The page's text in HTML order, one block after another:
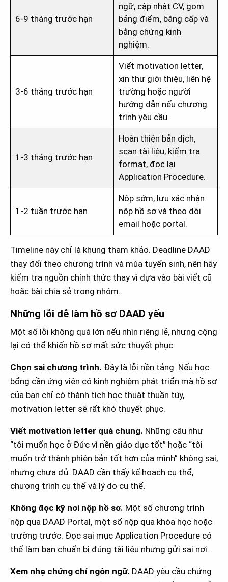
6-9 tháng trước hạn
ngữ, cập nhật CV, gom
bảng điểm, bằng cấp và
bằng chứng kinh
nghiệm.
3-6 tháng trước hạn
Viết motivation letter,
xin thư giới thiệu, liên hệ
trường hoặc người
hướng dẫn nếu chương
trình yêu cầu.
1-3 tháng trước hạn
Hoàn thiện bản dịch,
scan tài liệu, kiểm tra
format, đọc lại
Application Procedure.
1-2 tuần trước hạn
Nộp sớm, lưu xác nhận
nộp hồ sơ và theo dõi
email hoặc portal.
Timeline này chỉ là khung tham khảo. Deadline DAAD
thay đổi theo chương trình và mùa tuyển sinh, nên hãy
kiểm tra nguồn chính thức thay vì dựa vào bài viết cũ
hoặc bài chia sẻ trong nhóm.
Những lỗi dễ làm hồ sơ DAAD yếu
Một số lỗi không quá lớn nếu nhìn riêng lẻ, nhưng cộng
lại có thể khiến hồ sơ mất sức thuyết phục.
Chọn sai chương trình. Đây là lỗi nền tảng. Nếu học
bổng cần ứng viên có kinh nghiệm phát triển mà hồ sơ
của bạn chỉ có thành tích học thuật thuần túy,
motivation letter sẽ rất khó thuyết phục.
Viết motivation letter quá chung. Những câu như
“tôi muốn học ở Đức vì nền giáo dục tốt” hoặc “tôi
muốn trở thành phiên bản tốt hơn của mình” không sai,
nhưng chưa đủ. DAAD cần thấy kế hoạch cụ thể,
chương trình cụ thể và lý do cụ thể.
Không đọc kỹ nơi nộp hồ sơ. Một số chương trình
nộp qua DAAD Portal, một số nộp qua khóa học hoặc
trường trước. Đọc sai mục Application Procedure có
thể làm bạn chuẩn bị đúng tài liệu nhưng gửi sai nơi.
Xem nhẹ chứng chỉ ngôn ngữ. DAAD yêu cầu chứng